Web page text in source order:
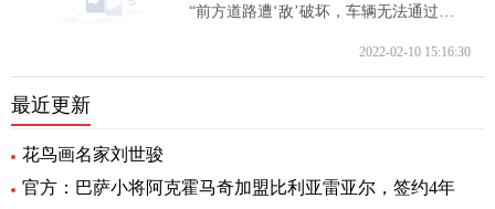
2022-02-10 15:16:30
最近更新
花鸟画名家刘世骏
官方：巴萨小将阿克霍马奇加盟比利亚雷亚尔，签约4年